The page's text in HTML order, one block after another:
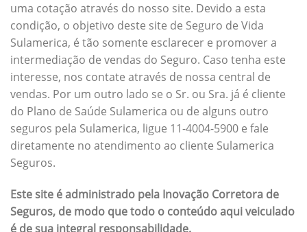
uma cotação através do nosso site. Devido a esta
condição, o objetivo deste site de Seguro de Vida
Sulamerica, é tão somente esclarecer e promover a
intermediação de vendas do Seguro. Caso tenha este
interesse, nos contate através de nossa central de
vendas. Por um outro lado se o Sr. ou Sra. já é cliente
do Plano de Saúde Sulamerica ou de alguns outro
seguros pela Sulamerica, ligue 11-4004-5900 e fale
diretamente no atendimento ao cliente Sulamerica
Seguros.
Este site é administrado pela Inovação Corretora de
Seguros, de modo que todo o conteúdo aqui veiculado
é de sua integral responsabilidade.